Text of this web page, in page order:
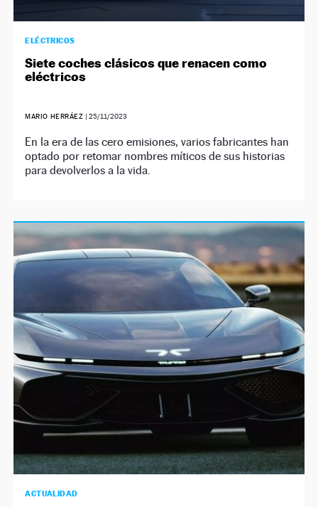
ELÉCTRICOS
Siete coches clásicos que renacen como
eléctricos
MARIO HERRÁEZ | 25/11/2023
En la era de las cero emisiones, varios fabricantes han
optado por retomar nombres míticos de sus historias
para devolverlos a la vida.
ACTUALIDAD